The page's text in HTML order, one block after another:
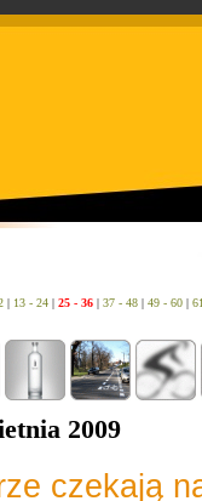
| 13 - 24 | 25 - 36 | 37 - 48 | 49 - 60 |
2009
czekają